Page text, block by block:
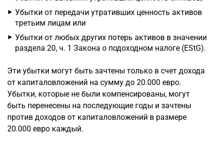
Убытки от передачи утративших ценность активов
третьим лицам или
Убытки от любых других потерь активов в значении
раздела 20, ч. 1 Закона о подоходном налоге (EStG).
Эти убытки могут быть зачтены только в счет дохода
от капиталовложений на сумму до 20.000 евро.
Убытки, которые не были компенсированы, могут
быть перенесены на последующие годы и зачтены
против доходов от капиталовложений в размере
20.000 евро каждый.